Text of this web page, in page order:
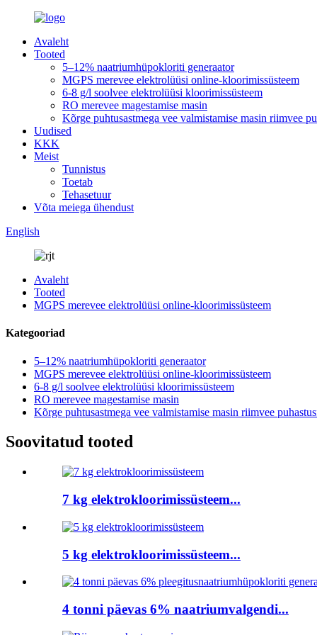
Avaleht
Tooted
5–12% naatriumhüpokloriti generaator
MGPS merevee elektrolüüsi online-kloorimissüsteem
6-8 g/l soolvee elektrolüüsi kloorimissüsteem
RO merevee magestamise masin
Kõrge puhtusastmega vee valmistamise masin riimvee
Uudised
KKK
Meist
Tunnistus
Toetab
Tehasetuur
Võta meiega ühendust
English
Avaleht
Tooted
MGPS merevee elektrolüüsi online-kloorimissüsteem
Kategooriad
5–12% naatriumhüpokloriti generaator
MGPS merevee elektrolüüsi online-kloorimissüsteem
6-8 g/l soolvee elektrolüüsi kloorimissüsteem
RO merevee magestamise masin
Kõrge puhtusastmega vee valmistamise masin riimvee
Soovitatud tooted
7 kg elektrokloorimissüsteem...
5 kg elektrokloorimissüsteem...
4 tonni päevas 6% naatriumvalgendi...